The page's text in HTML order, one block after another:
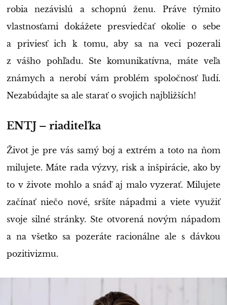
robia nezávislú a schopnú ženu. Práve týmito
vlastnosťami dokážete presviedčať okolie o sebe
a priviesť ich k tomu, aby sa na veci pozerali
z vášho pohľadu. Ste komunikatívna, máte veľa
známych a nerobí vám problém spoločnosť ľudí.
Nezabúdajte sa ale starať o svojich najbližších!
ENTJ – riaditeľka
Život je pre vás samý boj a extrém a toto na ňom
milujete. Máte rada výzvy, risk a inšpirácie, ako by
to v živote mohlo a snáď aj malo vyzerať. Milujete
začínať niečo nové, sršíte nápadmi a viete využiť
svoje silné stránky. Ste otvorená novým nápadom
a na všetko sa pozeráte racionálne ale s dávkou
pozitivizmu.